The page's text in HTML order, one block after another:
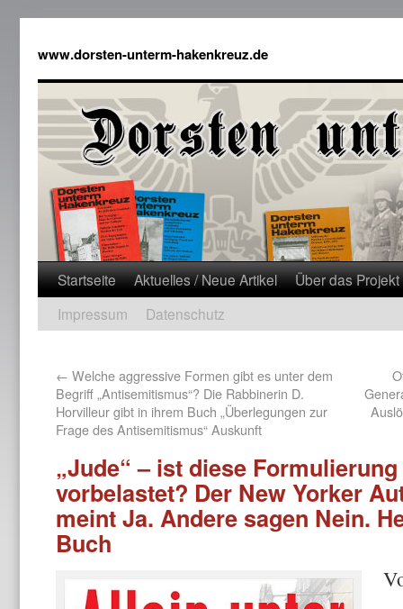
www.dorsten-unterm-hakenkreuz.de
Startseite Aktuelles / Neue Artikel
Über das Projekt
Impressum
Datenschutz
← Welche aggressive Formen gibt es unter dem
Begriff „Antisemitismus“? Die Rabbinerin D.
Horvilleur gibt in ihrem Buch „Überlegungen zur
Frage des Antisemitismus“ Auskunft
„Jude“ – ist diese
vorbelastet? Der New Yorker
meint Ja. Andere sagen Nein.
Buch